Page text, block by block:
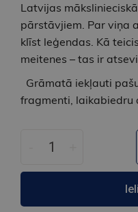
Latvijas
pārstāvjiem. Par viņa
klīst leģendas. Kā
meitenes – tas ir
Grāmatā iekļauti
fragmenti, laikabiedru